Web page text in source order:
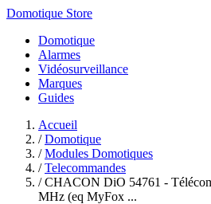
Domotique Store
Domotique
Alarmes
Vidéosurveillance
Marques
Guides
Accueil
/ Domotique
/ Modules Domotiques
/ Telecommandes
/ CHACON DiO 54761 -
MHz (eq MyFox ...